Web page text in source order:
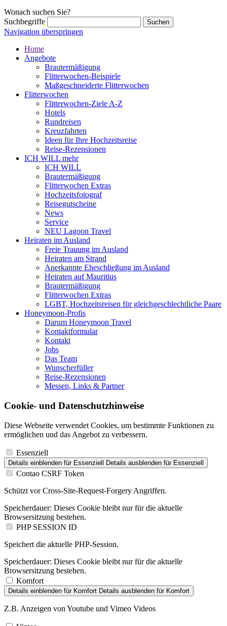
Wonach suchen Sie?
Suchbegriffe
Navigation überspringen
Home
Angebote
Brautermäßigung
Flitterwochen-Beispiele
Maßgeschneiderte Flitterwochen
Flitterwochen
Flitterwochen-Ziele A-Z
Hotels
Rundreisen
Kreuzfahrten
Ideen für Ihre Hochzeitsreise
Reise-Rezensionen
ICH WILL mehr
ICH WILL
Brautermäßigung
Flitterwochen Extras
Hochzeitsfotograf
Reisegutscheine
News
Service
NEU Lagoon Travel
Heiraten im Ausland
Freie Trauung im Ausland
Heiraten am Strand
Anerkannte Eheschließung im Ausland
Heiraten auf Mauritius
Brautermäßigung
Flitterwochen Extras
LGBT, Hochzeitsreisen für gleichgeschlechtliche Paare
Honeymoon-Profis
Darum Honeymoon Travel
Kontaktformular
Kontakt
Jobs
Das Team
Wunscherfüller
Reise-Rezensionen
Messen, Links & Partner
Cookie- und Datenschutzhinweise
Diese Webseite verwendet Cookies, um bestimmte Funktionen zu
ermöglichen und das Angebot zu verbessern.
Essenziell
Details einblenden für Essenziell Details ausblenden für Essenziell
Contao CSRF Token
Schützt vor Cross-Site-Request-Forgery Angriffen.
Speicherdauer: Dieses Cookie bleibt nur für die aktuelle
Browsersitzung bestehen.
PHP SESSION ID
Speichert die aktuelle PHP-Session.
Speicherdauer: Dieses Cookie bleibt nur für die aktuelle
Browsersitzung bestehen.
Komfort
Details einblenden für Komfort Details ausblenden für Komfort
Z.B. Anzeigen von Youtube und Vimeo Videos